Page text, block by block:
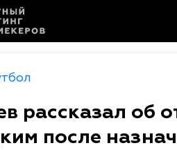
рассказал об
после